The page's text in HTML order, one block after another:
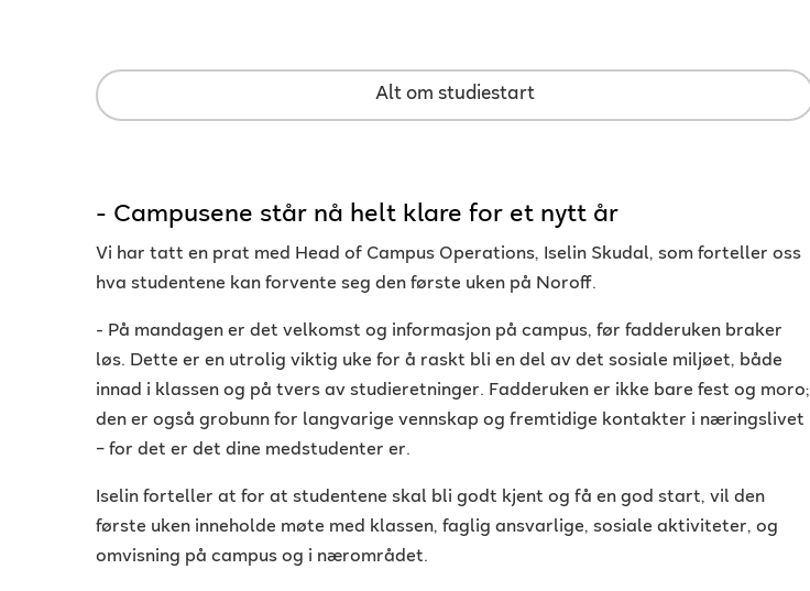
Alt om studiestart
- Campusene står nå helt klare for et nytt år
Vi har tatt en prat med Head of Campus Operations, Iselin Skudal, som forteller oss
hva studentene kan forvente seg den første uken på Noroff.
- På mandagen er det velkomst og informasjon på campus, før fadderuken braker
løs. Dette er en utrolig viktig uke for å raskt bli en del av det sosiale miljøet, både
innad i klassen og på tvers av studieretninger. Fadderuken er ikke bare fest og moro;
den er også grobunn for langvarige vennskap og fremtidige kontakter i næringslivet
– for det er det dine medstudenter er.
Iselin forteller at for at studentene skal bli godt kjent og få en god start, vil den
første uken inneholde møte med klassen, faglig ansvarlige, sosiale aktiviteter, og
omvisning på campus og i nærområdet.